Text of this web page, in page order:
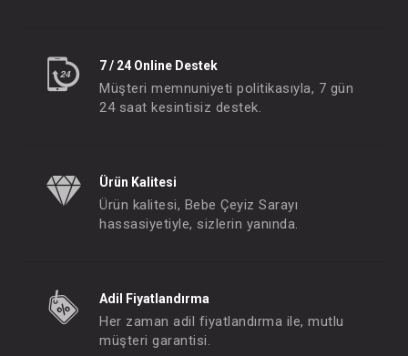
7 / 24 Online Destek
Müşteri memnuniyeti politikasıyla, 7 gün
24 saat kesintisiz destek.
Ürün Kalitesi
Ürün kalitesi, Bebe Çeyiz Sarayı
hassasiyetiyle, sizlerin yanında.
Adil Fiyatlandırma
Her zaman adil fiyatlandırma ile, mutlu
müşteri garantisi.